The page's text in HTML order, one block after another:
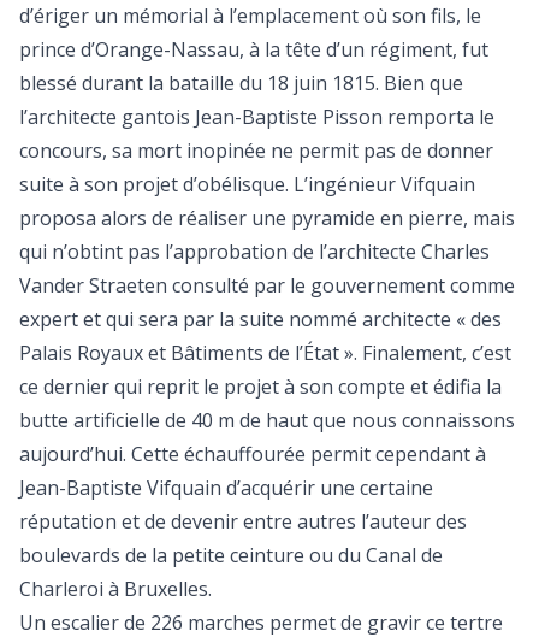
d’ériger un mémorial à l’emplacement où son fils, le
prince d’Orange-Nassau, à la tête d’un régiment, fut
blessé durant la bataille du 18 juin 1815. Bien que
l’architecte gantois Jean-Baptiste Pisson remporta le
concours, sa mort inopinée ne permit pas de donner
suite à son projet d’obélisque. L’ingénieur Vifquain
proposa alors de réaliser une pyramide en pierre, mais
qui n’obtint pas l’approbation de l’architecte Charles
Vander Straeten consulté par le gouvernement comme
expert et qui sera par la suite nommé architecte « des
Palais Royaux et Bâtiments de l’État ». Finalement, c’est
ce dernier qui reprit le projet à son compte et édifia la
butte artificielle de 40 m de haut que nous connaissons
aujourd’hui. Cette échauffourée permit cependant à
Jean-Baptiste Vifquain d’acquérir une certaine
réputation et de devenir entre autres l’auteur des
boulevards de la petite ceinture ou du Canal de
Charleroi à Bruxelles.
Un escalier de 226 marches permet de gravir ce tertre